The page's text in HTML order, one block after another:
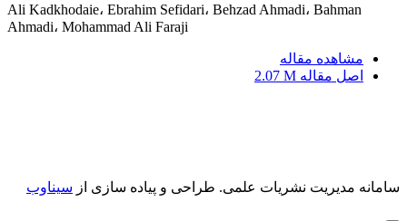
Ali Kadkhodaie، Ebrahim Sefidari، Behzad Ahmadi، Bahman
Ahmadi، Mohammad Ali Faraji
مشاهده مقاله
اصل مقاله 2.07 M
سامانه مدیریت نشریات علمی. طراحی و پیاده سازی از سیناوب